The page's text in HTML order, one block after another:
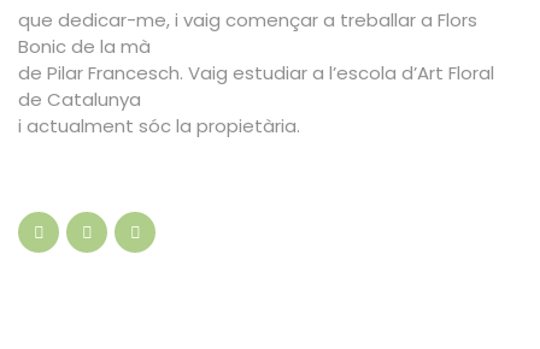
que dedicar-me,i vaig començar a treballar a Flors
Bonicde la mà
de PilarFrancesch. Vaig estudiar a l’escola d’Art Floral
de Catalunya
i actualment sóc la propietària.